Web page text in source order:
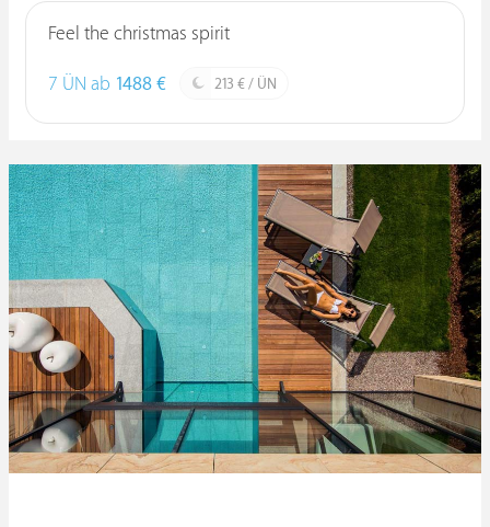
Feel the christmas spirit
7 ÜN ab 1488 € 213 € / ÜN